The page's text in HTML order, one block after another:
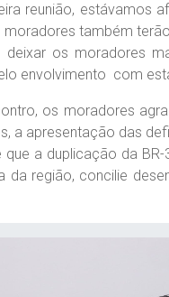
reunião, estávamos
também
deixar os moradores
envolvimento com
os moradores
a apresentação das
a duplicação da
da região, concilie